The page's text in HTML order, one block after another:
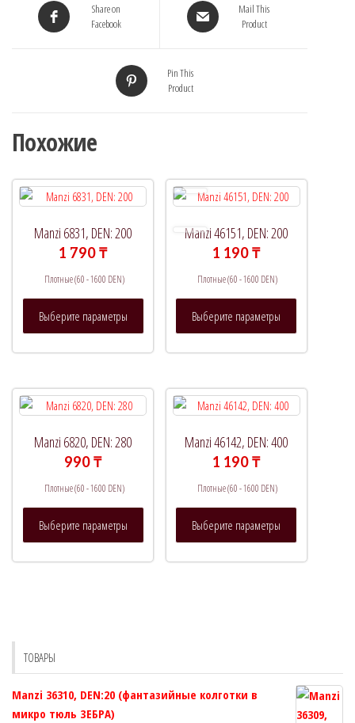
Share on
Facebook
Mail This
Product
Pin This
Product
Похожие
Manzi 6831, DEN: 200
1 790₸
Плотные (60 - 1600 DEN)
Выберите параметры
Этот
Опции
можно
Manzi 46151, DEN: 200
1 190₸
Плотные (60 - 1600 DEN)
Выберите параметры
Опции
можно
Manzi 6820, DEN: 280
990₸
Плотные (60 - 1600 DEN)
Выберите параметры
Этот
товара.
Manzi 46142, DEN: 400
1 190₸
Плотные (60 - 1600 DEN)
Выберите параметры
странице
товара.
ТОВАРЫ
Manzi 36310, DEN:20 (фантазийные колготки в
микро тюль ЗЕБРА)